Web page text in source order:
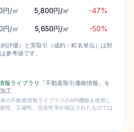
円/㎡ 5,800円/㎡ -47%
円/㎡ 5,650円/㎡ -50%
評価）と実取引（成約・町名単位）は対
参考値です。
報ライブラリ
「不動産取引価格情報」を
工
の不動産情報ライブラリのAPI機能を使用し
性、正確性、完全性等が保証されたものでは